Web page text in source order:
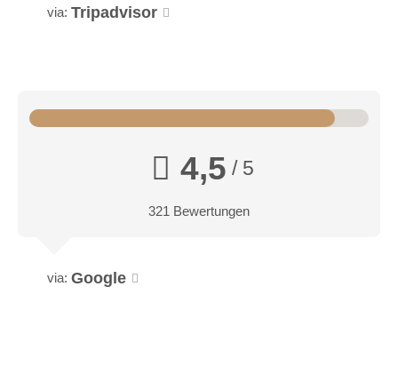
via: Tripadvisor
4,5 / 5
321 Bewertungen
via: Google